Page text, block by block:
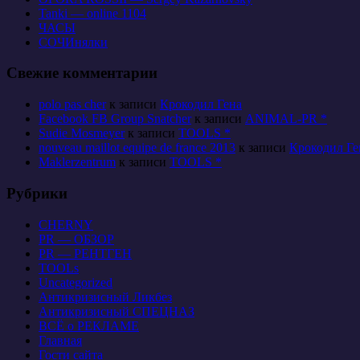
Tanki — online 1104
ЧАСЫ
СОЧИнялки
Свежие комментарии
polo pas cherк записи Крокодил Гена
Facebook FB Group Snatcherк записи ANIMAL-PR *
Sudie Mosmeyerк записи TOOLS *
nouveau maillot equipe de france 2013 к записи Крокодил
Maklerzentrum к записи TOOLS *
Рубрики
CHERNY
PR — ОБЗОР
PR — РЕНТГЕН
TOOLs
Uncategorized
Антикризисный Ликбез
Антикризисный СПЕЦНАЗ
ВСЁ о РЕКЛАМЕ
Главная
Гости сайта